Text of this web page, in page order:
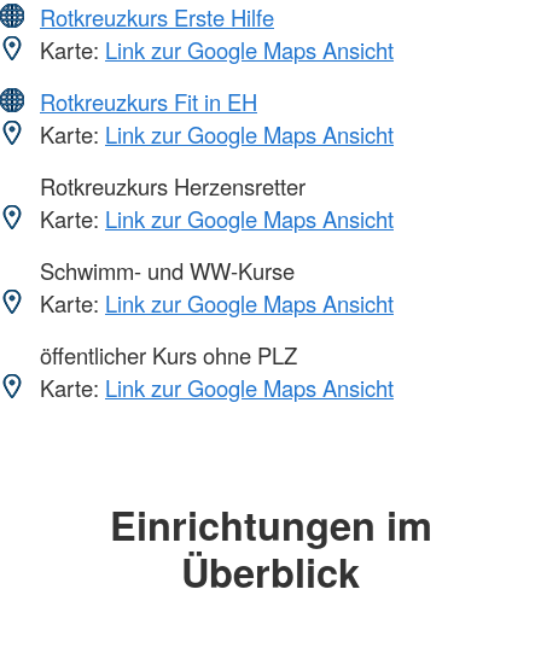
Rotkreuzkurs Erste Hilfe
Karte: Link zur Google Maps Ansicht
Rotkreuzkurs Fit in EH
Karte: Link zur Google Maps Ansicht
Rotkreuzkurs Herzensretter
Karte: Link zur Google Maps Ansicht
Schwimm- und WW-Kurse
Karte: Link zur Google Maps Ansicht
öffentlicher Kurs ohne PLZ
Karte: Link zur Google Maps Ansicht
Einrichtungen im
Überblick